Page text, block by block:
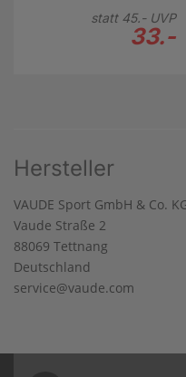
statt 45.-UVP
33.-
Hersteller
VAUDE Sport GmbH & Co.
Vaude Straße 2
88069 Tettnang
Deutschland
service@vaude.com